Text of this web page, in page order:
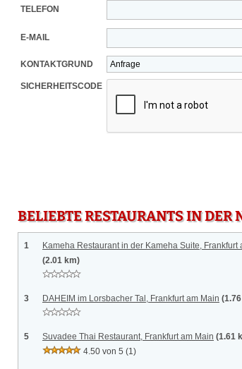
TELEFON
E-MAIL
KONTAKTGRUND
SICHERHEITSCODE
BELIEBTE RESTAURANTS IN DER
1
Kameha Restaurant in der Kameha Suite, Frankfurt
(2.01 km)
3 DAHEIM im Lorsbacher Tal, Frankfurt am Main
5 Suvadee Thai Restaurant, Frankfurt am Main (1.61
4.50 von 5 (1)